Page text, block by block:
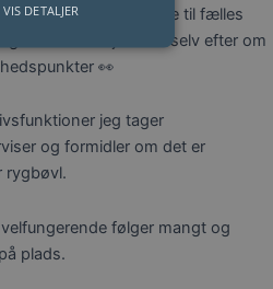
ego har meget mere til fælles
vores bentøj. Tænk selv efter om
👀
jeg tager
og formidler om det er
rygbøvl.
følger mangt og
plads.
VIS DETALJER